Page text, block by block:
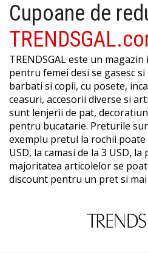
Cupoane de
TRENDSGAL este un
pentru femei desi se gasesc
barbati si copii, cu posete,
ceasuri, accesorii diverse si
sunt lenjerii de pat,
pentru bucatarie. Preturile
exemplu pretul la rochii poate
USD, la camasi de la 3 USD,
majoritatea articolelor se
discount pentru un pret si mai